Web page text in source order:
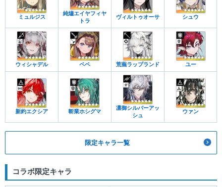
ミュルジス
純燼エイヤフィヤ
トラ
ヴィルトゥオーサ シュウ
ウィシャデル ペペ 荒蕪ラップランド ユー
新約エクシア 斬業ホシグマ
凛御シルバーアッ
シュ
ウァン
限定キャラ一覧
コラボ限定キャラ